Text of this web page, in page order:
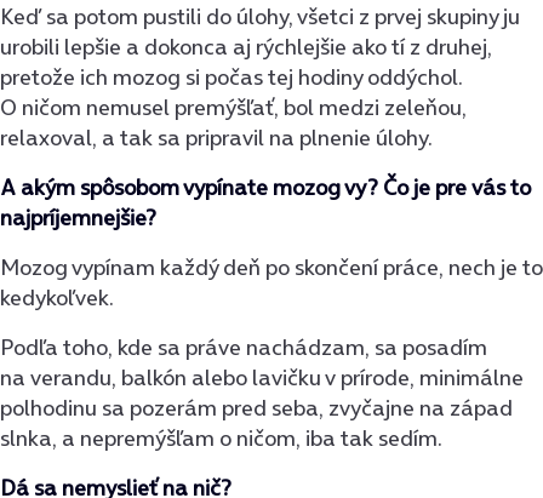
Keď sa potom pustili do úlohy, všetci z prvej skupiny ju
urobili lepšie a dokonca aj rýchlejšie ako tí z druhej,
pretože ich mozog si počas tej hodiny oddýchol.
O ničom nemusel premýšľať, bol medzi zeleňou,
relaxoval, a tak sa pripravil na plnenie úlohy.
A akým spôsobom vypínate mozog vy? Čo je pre vás to
najpríjemnejšie?
Mozog vypínam každý deň po skončení práce, nech je to
kedykoľvek.
Podľa toho, kde sa práve nachádzam, sa posadím
na verandu, balkón alebo lavičku v prírode, minimálne
polhodinu sa pozerám pred seba, zvyčajne na západ
slnka, a nepremýšľam o ničom, iba tak sedím.
Dá sa nemyslieť na nič?